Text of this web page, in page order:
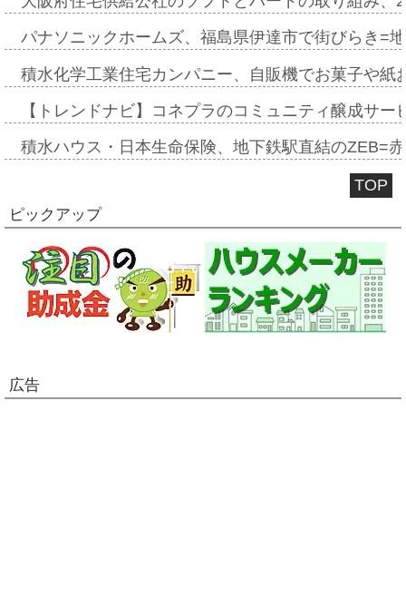
パナソニックホームズ、福島県伊達市で街びらき=
積水化学工業住宅カンパニー、自販機でお菓子や
【トレンドナビ】コネプラのコミュニティ醸成サ
積水ハウス・日本生命保険、地下鉄駅直結のZEB=
TOP
ピックアップ
広告